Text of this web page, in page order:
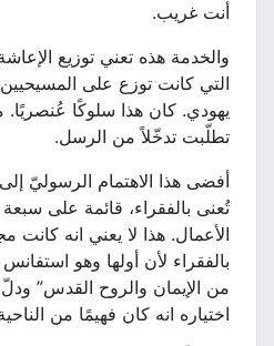
أنت غريب.
والخدمة هذه تعني توزيع
التي كانت توزع على المسيحيين
يهودي. كان هذا سلوكًا عُنصريًا.
تطلّبت تدخّلاً من الرسل.
أفضى هذا الاهتمام الرسوليّ
تُعنى بالفقراء، قائمة على
الأعمال. هذا لا يعني انه كانت
بالفقراء لأن أولها وهو استفانس
من الإيمان والروح القدس” ودلّ
اختياره انه كان فهيمًا من الناحية